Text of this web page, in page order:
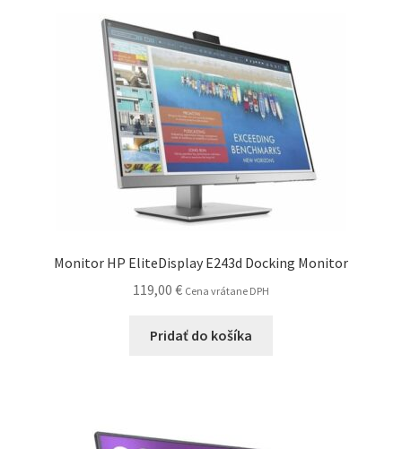
Monitor HP EliteDisplay E243d Docking Monitor
119,00 € Cena vrátane DPH
Pridať do košíka